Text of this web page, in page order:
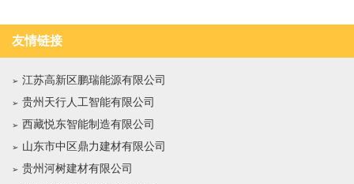
友情链接
江苏高新区鹏瑞能源有限公司
贵州天行人工智能有限公司
西藏悦东智能制造有限公司
山东市中区鼎力建材有限公司
贵州河树建材有限公司